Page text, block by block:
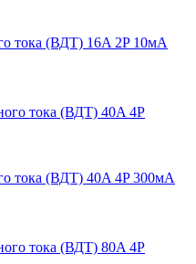
тока (ВДТ) 16A 2P 10мА
тока (ВДТ) 40A 4P 300мА